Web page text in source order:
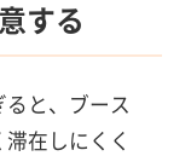
する
と、ブース
在しにくく